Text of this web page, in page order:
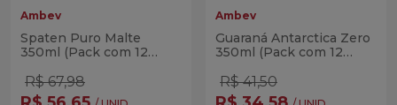
Ambev
Spaten Puro Malte
350ml (Pack com 12
R$ 67,98
Ambev
Guaraná Antarctica Zero
350ml (Pack com 12
R$ 41,50